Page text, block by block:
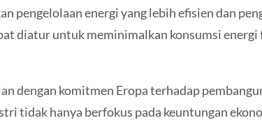
pengelolaan energi yang lebih efisien dan
diatur untuk meminimalkan konsumsi energi
dengan komitmen Eropa terhadap
tidak hanya berfokus pada keuntungan